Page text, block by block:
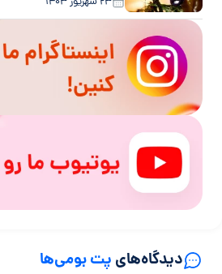
دیدگاه‌های پت بومی‌ها